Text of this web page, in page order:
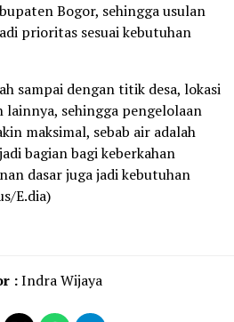
Bogor, sehingga usulan
prioritas sesuai kebutuhan
sampai dengan titik desa, lokasi
lainnya, sehingga pengelolaan
maksimal, sebab air adalah
bagian bagi keberkahan
dasar juga jadi kebutuhan
E.dia)
:Indra Wijaya